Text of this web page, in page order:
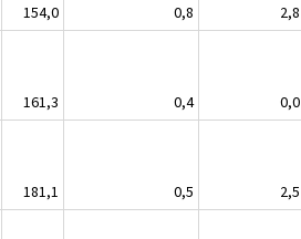
154,0 0,8
2,8
161,3 0,4
0,0
181,1 0,5
2,5